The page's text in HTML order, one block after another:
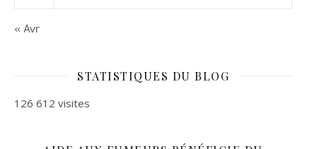
« Avr
STATISTIQUES DU BLOG
126 612 visites